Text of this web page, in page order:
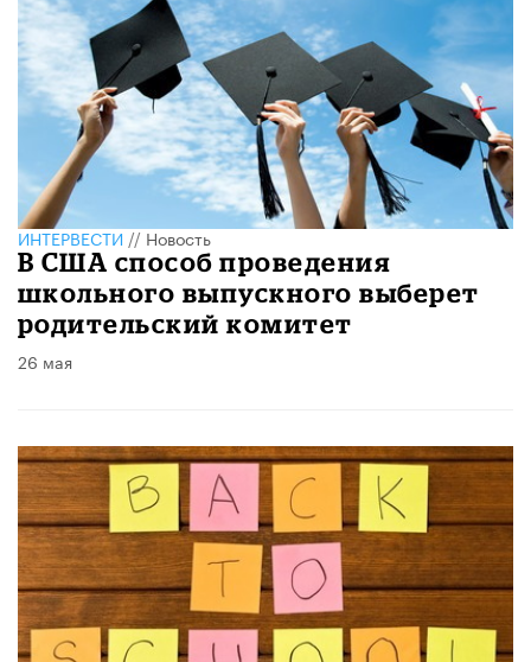
ИНТЕРВЕСТИ//Новость
В США способ проведения
школьного выпускного выберет
родительский комитет
26 мая